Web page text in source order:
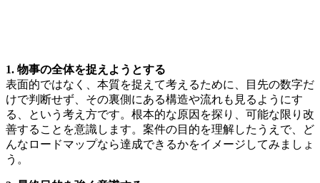
1. 物事の全体を捉えようとする
表面的ではなく、本質を捉えて考えるために、目先の数字だ
けで判断せず、その裏側にある構造や流れも見るようにす
る、という考え方です。根本的な原因を探り、可能な限り改
善することを意識します。案件の目的を理解したうえで、ど
んなロードマップなら達成できるかをイメージしてみましょ
う。